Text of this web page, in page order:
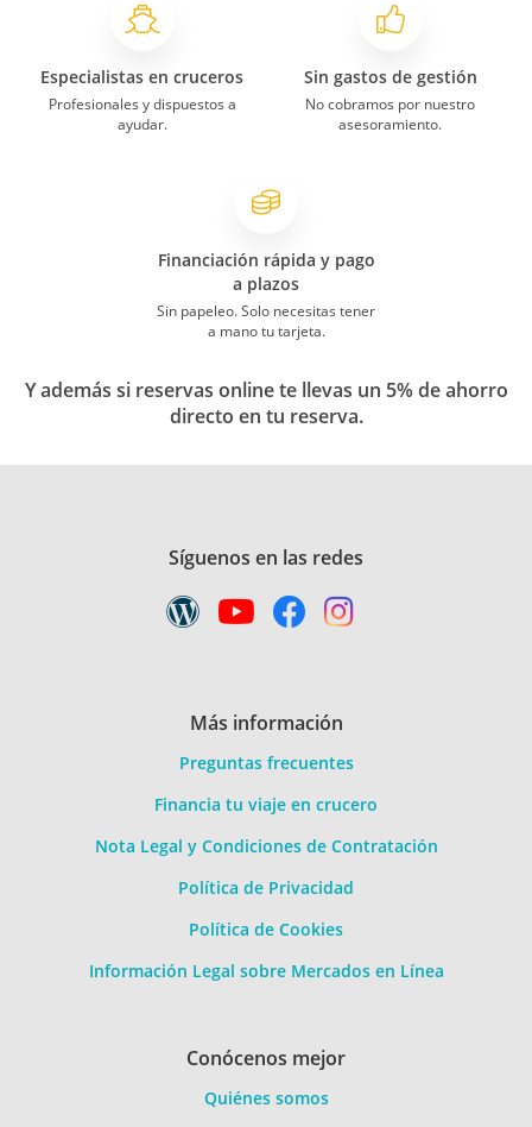
Especialistas en cruceros
Profesionales y dispuestos a
ayudar.
Sin gastos de gestión
No cobramos por nuestro
asesoramiento.
Financiación rápida y pago
a plazos
Sin papeleo. Solo necesitas tener
a mano tu tarjeta.
Y además si reservas online te llevas un 5% de ahorro
directo en tu reserva.
Síguenos en las redes
Más información
Preguntas frecuentes
Financia tu viaje en crucero
Nota Legal y Condiciones de Contratación
Política de Privacidad
Política de Cookies
Información Legal sobre Mercados en Línea
Conócenos mejor
Quiénes somos